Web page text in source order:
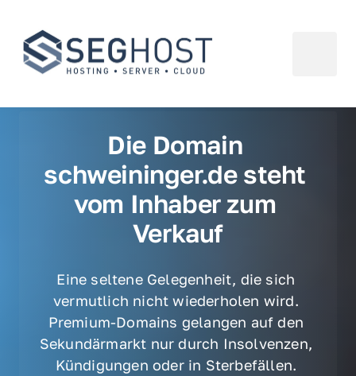
Die Domain
schweininger.de steht
vom Inhaber zum
Verkauf
Eine seltene Gelegenheit, die sich
vermutlich nicht wiederholen wird.
Premium-Domains gelangen auf den
Sekundärmarkt nur durch Insolvenzen,
Kündigungen oder in Sterbefällen.